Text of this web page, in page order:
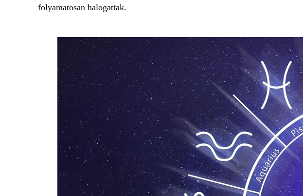
folyamatosan halogattak.